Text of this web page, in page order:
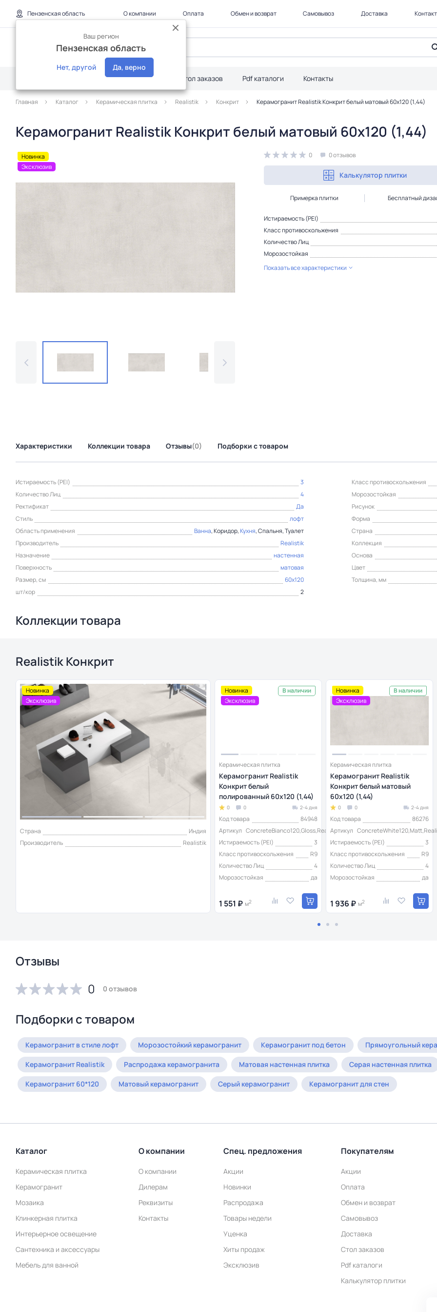
Пензенская область
Ваш регион
Пензенская область
Нет, другой Да, верно
О компании Оплата Обмен и возврат Самовывоз Доставка
Дилерам Акции Стол заказов Pdf каталоги Контакты
Главная Каталог Керамическая плитка Realistik Конкрит Керамогранит Realistik Конкрит белый матовый 60x120 (1,44)
Керамогранит Realistik Конкрит белый матовый 60x120 (1,44)
Новинка
Эксклюзив
0 0 отзывов
Калькулятор плитки
Примерка плитки Бесплатный
Истираемость (PEI)
Класс противоскольжения
Количество Лиц
Морозостойкая
Показать все характеристики
Характеристики Коллекции товара Отзывы(0) Подборки с товаром
Истираемость (PEI) 3
Класс противоскольжения
Количество Лиц
4
Морозостойкая
Ректификат
Да
Рисунок
Стиль
лофт
Форма
Область применения
Ванна, Коридор,Кухня, Спальня, Туалет
Страна
Производитель
Realistik
Коллекция
Назначение
настенная
Основа
Поверхность
матовая
Цвет
Размер, см
60x120
Толщина, мм
шт/кор
2
Коллекции товара
Realistik Конкрит
Новинка
Эксклюзив
Страна
Индия
Производитель
Realistik
Новинка
Эксклюзив
В наличии
Керамическая плитка
Керамогранит Realistik
Конкрит белый
полированный 60x120 (1,44)
0 0 2-4 дня
Код товара
84948
Артикул ConcreteBianco120,Gloss,Realistik*
Истираемость (PEI)
3
Класс противоскольжения
R9
Количество Лиц
4
Морозостойкая
да
1 551 ₽ м2
Новинка
Эксклюзив
В наличии
Керамическая плитка
Керамогранит Realistik
Конкрит белый матовый
60x120 (1,44)
0 0 2-4 дня
Код товара
86276
Артикул
Истираемость (PEI)
3
Класс противоскольжения
R9
Количество Лиц
4
Морозостойкая
да
1 936 ₽ м2
Отзывы
0
0 отзывов
Подборки с товаром
Керамогранит в стиле лофт Морозостойкий керамогранит Керамогранит под бетон Прямоугольный
Керамогранит Realistik Распродажа керамогранита Матовая настенная плитка Серая настенная плитка
Керамогранит 60*120 Матовый керамогранит Серый керамогранит Керамогранит для стен
Каталог
Керамическая плитка
Керамогранит
Мозаика
Клинкерная плитка
Интерьерное освещение
Сантехника и аксессуары
Мебель для ванной
О компании
О компании
Дилерам
Реквизиты
Контакты
Спец. предложения
Акции
Новинки
Распродажа
Товары недели
Уценка
Хиты продаж
Эксклюзив
Покупателям
Акции
Оплата
Обмен и возврат
Самовывоз
Доставка
Стол заказов
Pdf каталоги
Калькулятор плитки